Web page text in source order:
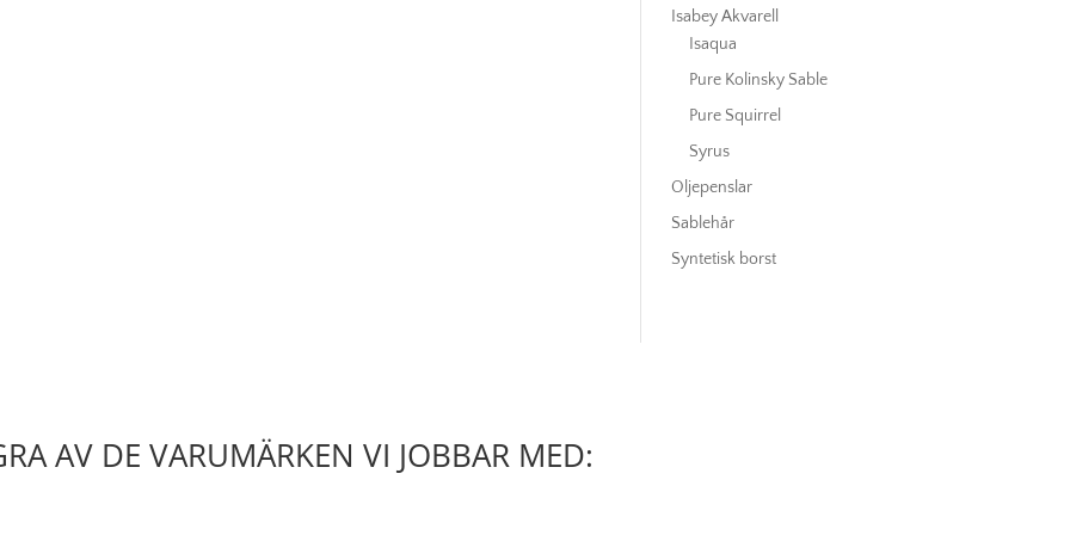
Isabey Akvarell
Isaqua
Pure Kolinsky Sable
Pure Squirrel
Syrus
Oljepenslar
Sablehår
Syntetisk borst
AV DE VARUMÄRKEN VI JOBBAR MED: